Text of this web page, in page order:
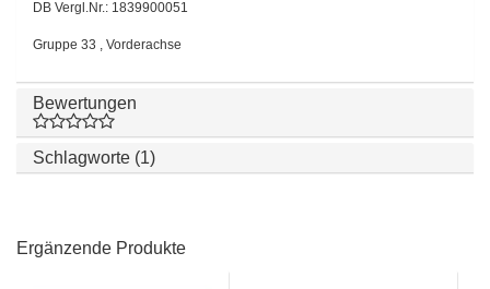
DB Vergl.Nr.: 1839900051
Gruppe 33 , Vorderachse
Bewertungen
Schlagworte (1)
Ergänzende Produkte